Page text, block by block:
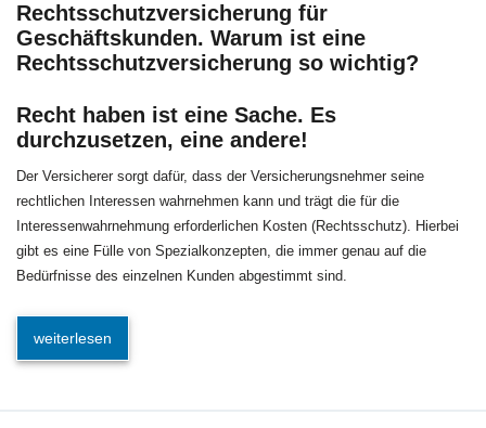
Rechtsschutzversicherung für
Geschäftskunden. Warum ist eine
Rechtsschutzversicherung so wichtig?
Recht haben ist eine Sache. Es
durchzusetzen, eine andere!
Der Versicherer sorgt dafür, dass der Versicherungsnehmer seine
rechtlichen Interessen wahrnehmen kann und trägt die für die
Interessenwahrnehmung erforderlichen Kosten (Rechtsschutz). Hierbei
gibt es eine Fülle von Spezialkonzepten, die immer genau auf die
Bedürfnisse des einzelnen Kunden abgestimmt sind.
weiterlesen